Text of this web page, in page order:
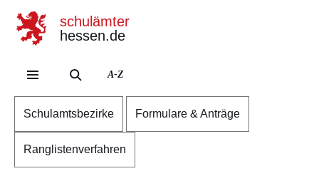
schulämter
hessen.de
A-Z
Schulamtsbezirke Formulare & Anträge
Ranglistenverfahren